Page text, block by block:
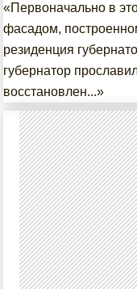
«Первоначально в
фасадом,
резиденция
губернатор
восстановлен...»